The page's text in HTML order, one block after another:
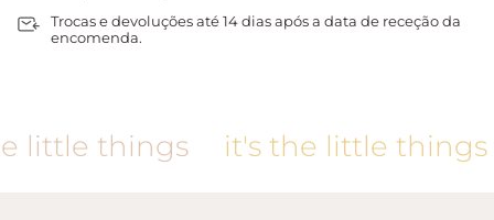
Trocas e devoluções até 14 dias após a data de receção da
encomenda.
things it's the little things